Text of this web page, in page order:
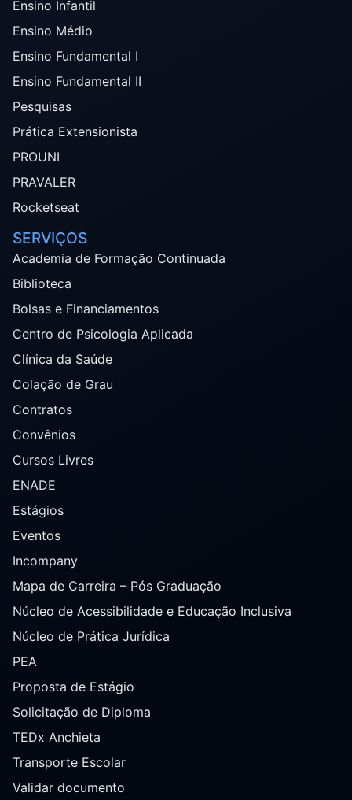
Ensino Infantil
Ensino Médio
Ensino Fundamental I
Ensino Fundamental II
Pesquisas
Prática Extensionista
PROUNI
PRAVALER
Rocketseat
SERVIÇOS
Academia de Formação Continuada
Biblioteca
Bolsas e Financiamentos
Centro de Psicologia Aplicada
Clínica da Saúde
Colação de Grau
Contratos
Convênios
Cursos Livres
ENADE
Estágios
Eventos
Incompany
Mapa de Carreira – Pós Graduação
Núcleo de Acessibilidade e Educação Inclusiva
Núcleo de Prática Jurídica
PEA
Proposta de Estágio
Solicitação de Diploma
TEDx Anchieta
Transporte Escolar
Validar documento